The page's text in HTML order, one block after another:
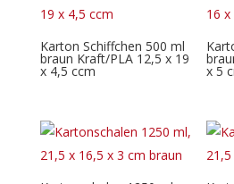
Karton Schiffchen 500 ml
braun Kraft/PLA 12,5 x 19
x 4,5 ccm x 5